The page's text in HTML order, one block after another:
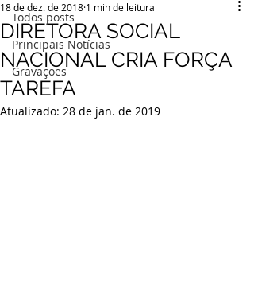
Todos posts
Principais Notícias
Gravações
DIRETORA SOCIAL
NACIONAL CRIA FORÇA
TAREFA
18 de dez. de 2018 1 min de leitura
Atualizado: 28 de jan. de 2019